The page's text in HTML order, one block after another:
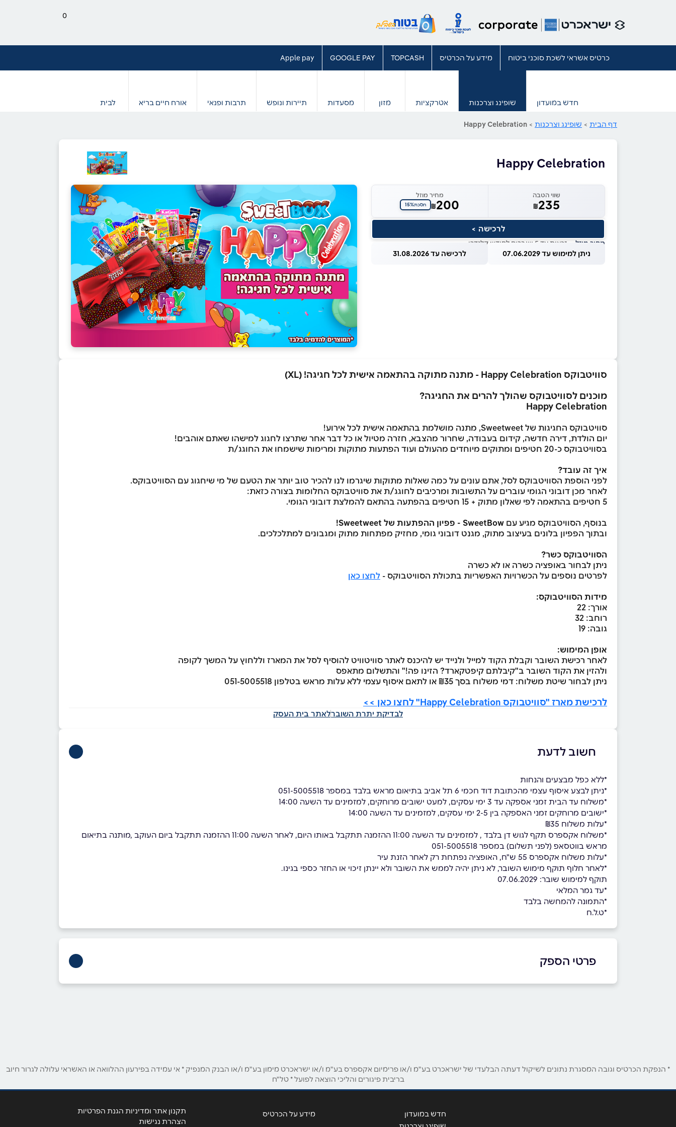
0
כרטיס אשראי לשכת סוכני ביטוח מידע על הכרטיס TOPCASH
GOOGLE PAY
Apple pay
חדש במועדון שופינג וצרכנות אטרקציות מזון מסעדות תיירות ונופש תרבות ופנאי אורח חיים בריא לבית
דף הבית > שופינג וצרכנות >
Happy Celebration
Happy Celebration
שווי הטבה
₪235
מחיר מוזל
₪200 חסכת15%
לרכישה >
מחיר מוזל — זכאות עד 5 שוברים לחודש קלנדרי
ניתן למימוש עד 07.06.2029 לרכישה עד 31.08.2026
סוויטבוקס Happy Celebration - מתנה מתוקה בהתאמה אישית לכל חגיגה! (XL)
מוכנים לסוויטבוקס שהולך להרים את החגיגה?
Happy Celebration
סוויטבוקס החגיגות של Sweetweet, מתנה מושלמת בהתאמה אישית לכל אירוע!
יום הולדת, דירה חדשה, קידום בעבודה, שחרור מהצבא, חזרה מטיול או כל דבר אחר שתרצו לחגוג למישהו שאתם אוהבים!
בסוויטבוקס כ-20 חטיפים ומתוקים מיוחדים מהעולם ועוד הפתעות מתוקות ומרימות שישמחו את החוגג/ת
איך זה עובד?
לפני הוספת הסוויטבוקס לסל, אתם עונים על כמה שאלות מתוקות שיגרמו לנו להכיר טוב יותר את הטעם של מי שיחגוג עם הסוויטבוקס.
לאחר מכן דובוני הגומי עוברים על התשובות ומרכיבים לחוגג/ת את סוויטבוקס החלומות בצורה כזאת:
5 חטיפים בהתאמה לפי שאלון מתוק + 15 חטיפים בהפתעה בהתאם להמלצת דובוני הגומי.
בנוסף, הסוויטבוקס מגיע עם SweetBow - פפיון ההפתעות של Sweetweet!
ובתוך הפפיון בלונים בעיצוב מתוק, מגנט דובוני גומי, מחזיק מפתחות מתוק ומגבונים למתלכלכים.
הסוויטבוקס כשר?
ניתן לבחור באופציה כשרה או לא כשרה
לפרטים נוספים על הכשרויות האפשריות בתכולת הסוויטבוקס - לחצו כאן
מידות הסוויטבוקס:
אורך: 22
רוחב: 32
גובה: 19
אופן המימוש:
לאחר רכישת השובר וקבלת הקוד למייל ולנייד יש להיכנס לאתר סוויטוויט להוסיף לסל את המארז וללחוץ על המשך לקופה
ולהזין את הקוד השובר ב"קיבלתם קיפטקארד? הזינו פה!" והתשלום מתאפס
ניתן לבחור שיטת משלוח: דמי משלוח בסך ₪35 או לתאם איסוף עצמי ללא עלות מראש בטלפון 051-5005518
לרכישת מארז "סוויטבוקס Happy Celebration" לחצו כאן >>
לבדיקת יתרת השוברלאתר בית העסק
חשוב לדעת
*ללא כפל מבצעים והנחות
*ניתן לבצע איסוף עצמי מהכתובת דוד חכמי 6 תל אביב בתיאום מראש בלבד במספר 051-5005518
*משלוח עד הבית זמני אספקה עד 3 ימי עסקים, למעט ישובים מרוחקים, למזמינים עד השעה 14:00
*ישובים מרוחקים זמני האספקה בין 2-5 ימי עסקים, למזמינים עד השעה 14:00
*עלות משלוח ₪35
*משלוח אקספרס תקף לגוש דן בלבד , למזמינים עד השעה 11:00 ההזמנה תתקבל באותו היום, לאחר השעה 11:00 ההזמנה תתקבל ביום העוקב ,מותנה בתיאום
מראש בווטסאפ (לפני תשלום) במספר 051-5005518
*עלות משלוח אקספרס 55 ש"ח, האופציה נפתחת רק לאחר הזנת עיר
*לאחר חלוף תוקף מימוש השובר, לא ניתן יהיה לממש את השובר ולא יינתן זיכוי או החזר כספי בגינו.
תוקף למימוש שובר: 07.06.2029
*עד גמר המלאי
*התמונה להמחשה בלבד
*ט.ל.ח
פרטי הספק
* הנפקת הכרטיס וגובה המסגרת נתונים לשיקול דעתה הבלעדי של ישראכרט בע"מ ו/או פרימיום אקספרס בע"מ ו/או ישראכרט מימון בע"מ ו/או הבנק המנפיק * אי עמידה בפירעון ההלוואה או האשראי עלולה לגרור חיוב
בריבית פיגורים והליכי הוצאה לפועל * טל"ח
חדש במועדון
מידע על הכרטיס
תקנון אתר ומדיניות הגנת הפרטיות
הצהרת נגישות